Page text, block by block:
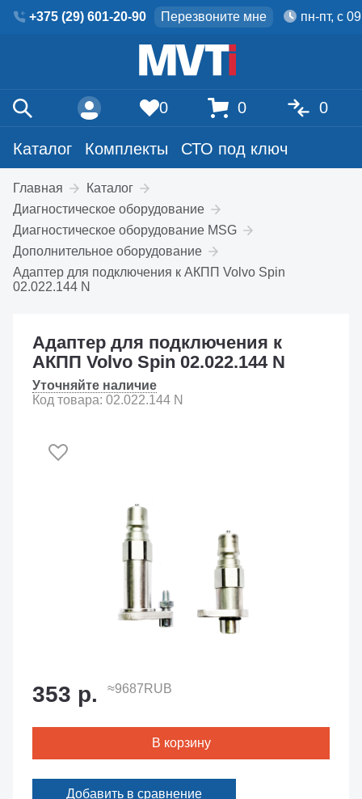
+375 (29) 601-20-90 Перезвоните мне пн-пт, с
Каталог Комплекты СТО под ключ
0 0 0
Главная
Каталог
Диагностическое оборудование
Диагностическое оборудование MSG
Дополнительное оборудование
Адаптер для подключения к АКПП Volvo Spin
02.022.144 N
Адаптер для подключения к
АКПП Volvo Spin 02.022.144 N
Уточняйте наличие
Код товара: 02.022.144 N
353 р. ≈9687RUB
В корзину
Добавить в сравнение